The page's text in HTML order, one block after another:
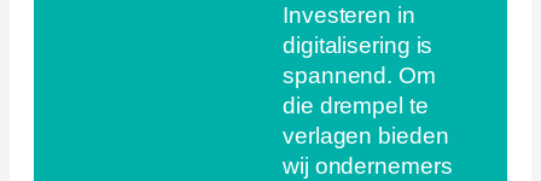
Investeren in
digitalisering is
spannend. Om
die drempel te
verlagen bieden
wij ondernemers